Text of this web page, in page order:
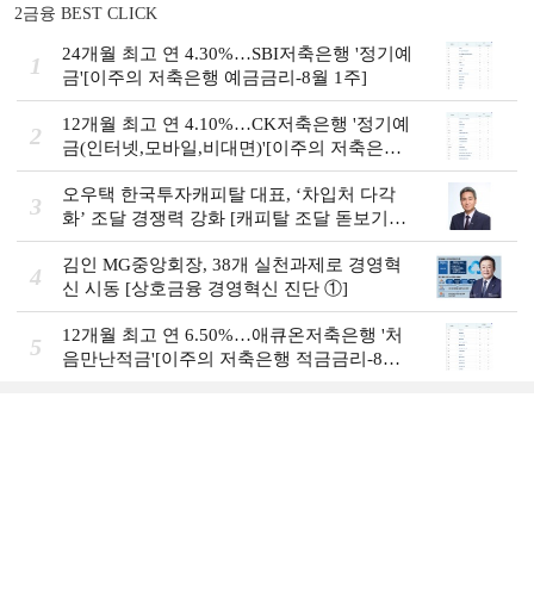
2금융 BEST CLICK
1
24개월 최고 연 4.30%…SBI저축은행 '정기예
금'[이주의 저축은행 예금금리-8월 1주]
2
12개월 최고 연 4.10%…CK저축은행 '정기예
금(인터넷,모바일,비대면)'[이주의 저축은행
예금금리-8월 1주]
3
오우택 한국투자캐피탈 대표, ‘차입처 다각
화ʼ 조달 경쟁력 강화 [캐피탈 조달 돋보기
(12)]
4
김인 MG중앙회장, 38개 실천과제로 경영혁
신 시동 [상호금융 경영혁신 진단 ①]
5
12개월 최고 연 6.50%…애큐온저축은행 '처
음만난적금'[이주의 저축은행 적금금리-8월